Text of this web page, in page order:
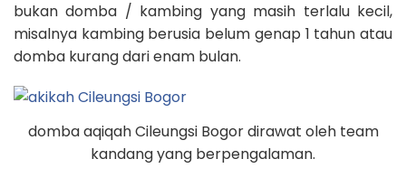
bukan domba / kambing yang masih terlalu kecil,
misalnya kambing berusia belum genap 1 tahun atau
domba kurang dari enam bulan.
domba aqiqah Cileungsi Bogor dirawat oleh team
kandang yang berpengalaman.